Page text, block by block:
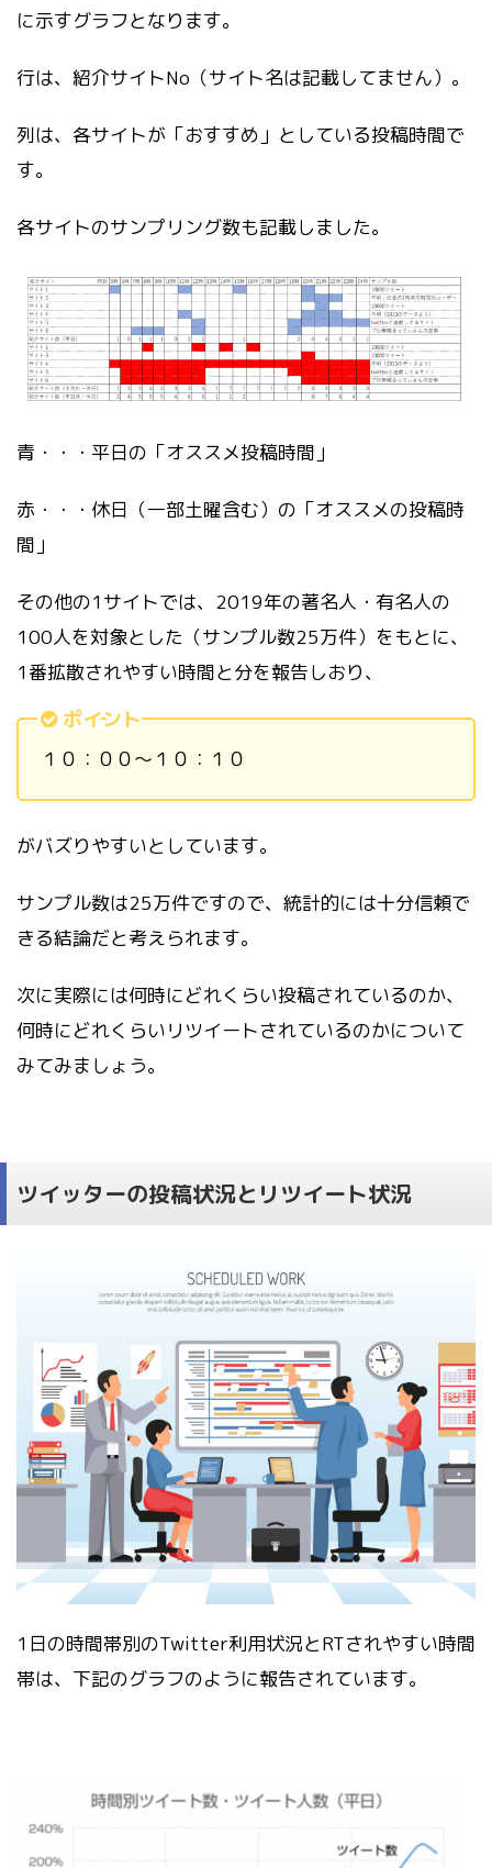
に示すグラフとなります。
行は、紹介サイトNo（サイト名は記載してません）。
列は、各サイトが「おすすめ」としている投稿時間で
す。
各サイトのサンプリング数も記載しました。
青・・・平日の「オススメ投稿時間」
赤・・・休日（一部土曜含む）の「オススメの投稿時
間」
その他の1サイトでは、2019年の著名人・有名人の
100人を対象とした（サンプル数25万件）をもとに、
1番拡散されやすい時間と分を報告しおり、
ポイント
１０：００～１０：１０
がバズりやすいとしています。
サンプル数は25万件ですので、統計的には十分信頼で
きる結論だと考えられます。
次に実際には何時にどれくらい投稿されているのか、
何時にどれくらいリツイートされているのかについて
みてみましょう。
ツイッターの投稿状況とリツイート状況
1日の時間帯別のTwitter利用状況とRTされやすい時間
帯は、下記のグラフのように報告されています。